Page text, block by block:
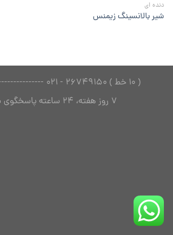
دنده ای
شیر بالانسینگ زیمنس
( 10 خط ) 26749150 - 021 ---------------- 2624701 - 0921
7 روز هفته، 24 ساعته پاسخگوی شما هستیم.